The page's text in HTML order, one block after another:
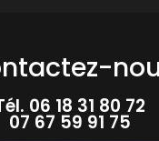
06 18 31 80 72
07 67 59 91 75